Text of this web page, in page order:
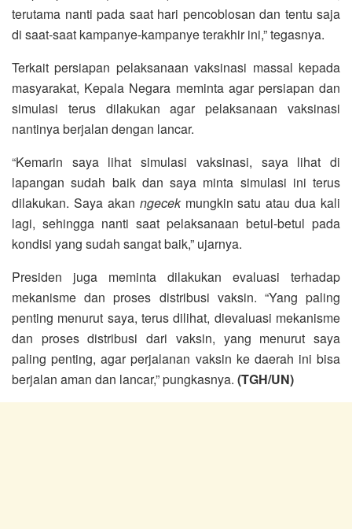
terutama nanti pada saat hari pencoblosan dan tentu saja
di saat-saat kampanye-kampanye terakhir ini,” tegasnya.
Terkait persiapan pelaksanaan vaksinasi massal kepada
masyarakat, Kepala Negara meminta agar persiapan dan
simulasi terus dilakukan agar pelaksanaan vaksinasi
nantinya berjalan dengan lancar.
“Kemarin saya lihat simulasi vaksinasi, saya lihat di
lapangan sudah baik dan saya minta simulasi ini terus
dilakukan. Saya akan ngecekmungkin satu atau dua kali
lagi, sehingga nanti saat pelaksanaan betul-betul pada
kondisi yang sudah sangat baik,” ujarnya.
Presiden juga meminta dilakukan evaluasi terhadap
mekanisme dan proses distribusi vaksin. “Yang paling
penting menurut saya, terus dilihat, dievaluasi mekanisme
dan proses distribusi dari vaksin, yang menurut saya
paling penting, agar perjalanan vaksin ke daerah ini bisa
berjalan aman dan lancar,” pungkasnya. (TGH/UN)